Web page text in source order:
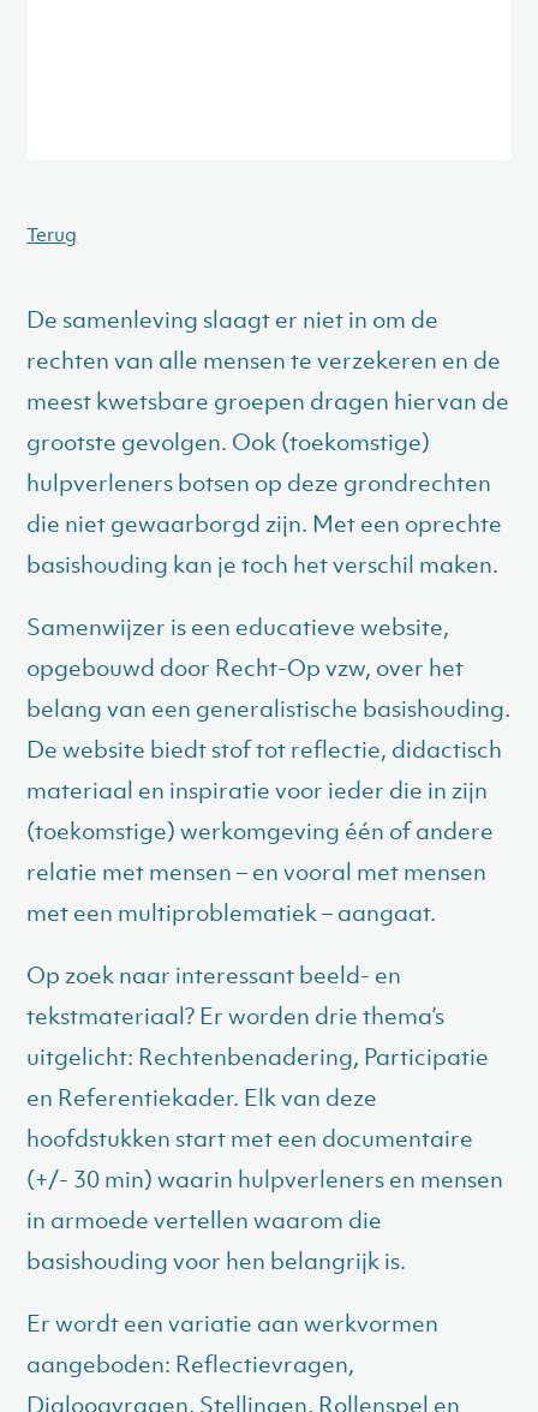
Terug
De samenleving slaagt er niet in om de
rechten van alle mensen te verzekeren en de
meest kwetsbare groepen dragen hiervan de
grootste gevolgen. Ook (toekomstige)
hulpverleners botsen op deze grondrechten
die niet gewaarborgd zijn. Met een oprechte
basishouding kan je toch het verschil maken.
Samenwijzer is een educatieve website,
opgebouwd door Recht-Op vzw, over het
belang van een generalistische basishouding.
De website biedt stof tot reflectie, didactisch
materiaal en inspiratie voor ieder die in zijn
(toekomstige) werkomgeving één of andere
relatie met mensen – en vooral met mensen
met een multiproblematiek – aangaat.
Op zoek naar interessant beeld- en
tekstmateriaal? Er worden drie thema’s
uitgelicht: Rechtenbenadering, Participatie
en Referentiekader. Elk van deze
hoofdstukken start met een documentaire
(+/- 30 min) waarin hulpverleners en mensen
in armoede vertellen waarom die
basishouding voor hen belangrijk is.
Er wordt een variatie aan werkvormen
aangeboden: Reflectievragen,
Dialoogvragen, Stellingen, Rollenspel en